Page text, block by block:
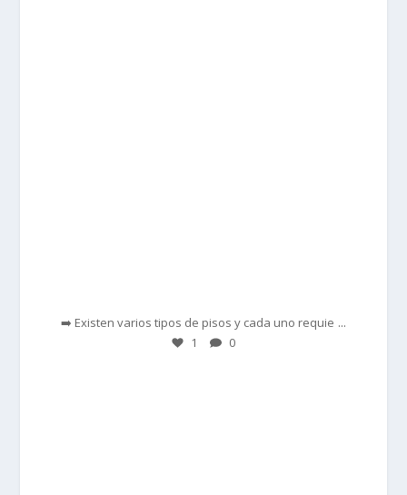
➡️ Existen varios tipos de pisos y cada uno requie ...
1 0